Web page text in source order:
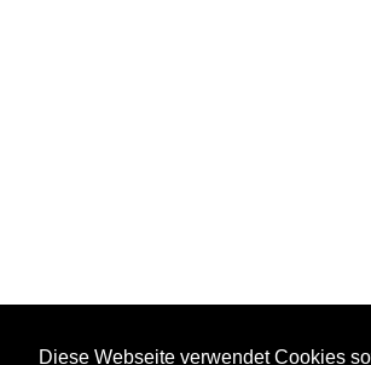
Diese Webseite verwendet Cookies